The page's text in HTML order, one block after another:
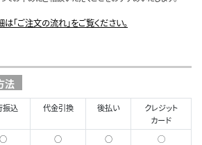
「ご注文の流れ」をご覧ください。
法
振込 代金引換 後払い
クレジット
カード
○ ○ ○ ◯